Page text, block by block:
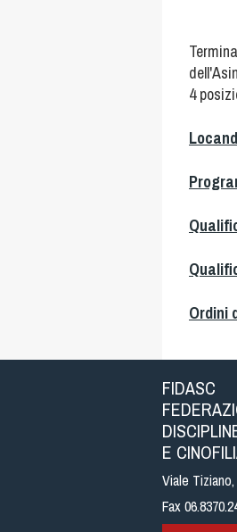
4
Ordini
FIDASC
E
Viale
Fax